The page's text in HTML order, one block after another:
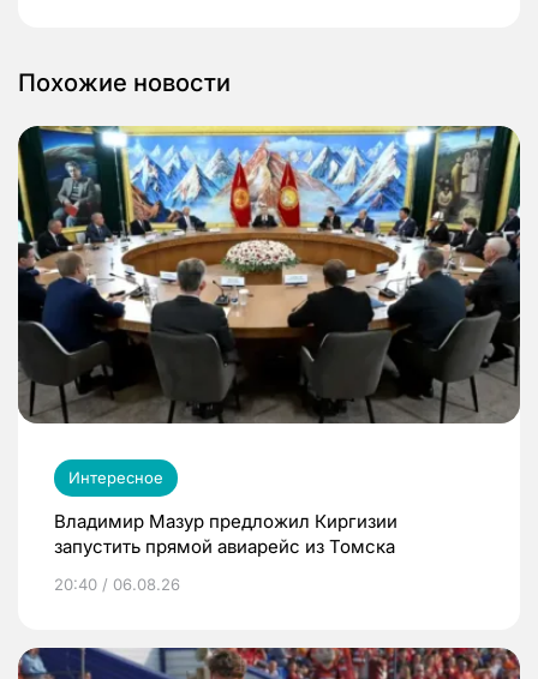
Похожие новости
Интересное
Владимир Мазур предложил Киргизии
запустить прямой авиарейс из Томска
20:40 / 06.08.26